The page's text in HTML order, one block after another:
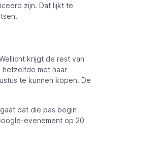
zijn. Dat lijkt te
krijgt de rest van
met haar
te kunnen kopen. De
dat die pas begin
evenement op 20